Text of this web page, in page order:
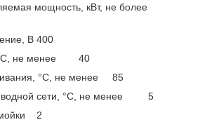
мощность, кВт, не более
В 400
°С, не менее 40
°С, не менее 85
сети, °С, не менее 5
мойки 2